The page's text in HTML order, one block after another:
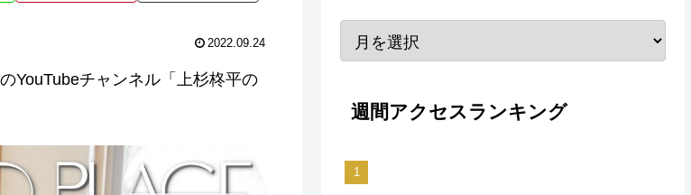
2022.09.24
YouTubeチャンネル「上杉柊平の
週間アクセスランキング